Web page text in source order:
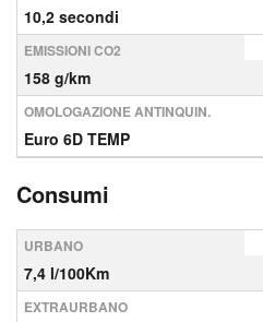
10,2 secondi
EMISSIONI CO2
158 g/km
OMOLOGAZIONE ANTINQUIN.
Euro 6D TEMP
Consumi
URBANO
7,4 l/100Km
EXTRAURBANO